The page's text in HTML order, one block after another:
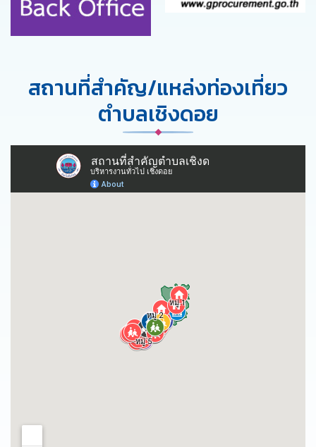
สถานที่สำคัญ/แหล่งท่องเที่ยว
ตำบลเชิงดอย